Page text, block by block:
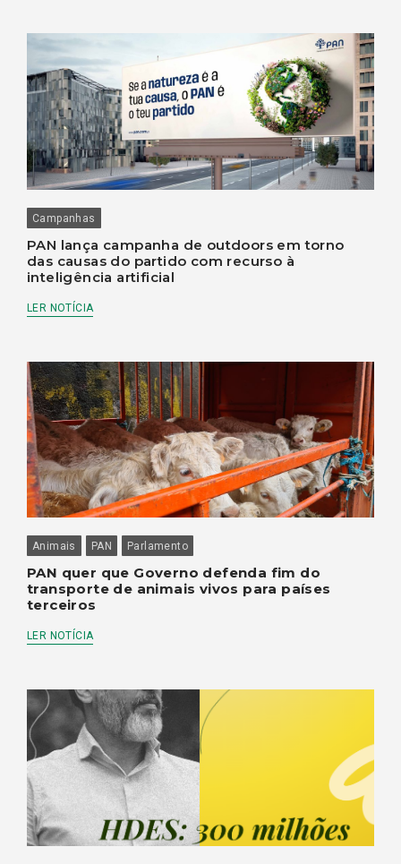
Campanhas
PAN lança campanha de outdoors em torno
das causas do partido com recurso à
inteligência artificial
LER NOTÍCIA
Animais PAN Parlamento
PAN quer que Governo defenda fim do
transporte de animais vivos para países
terceiros
LER NOTÍCIA